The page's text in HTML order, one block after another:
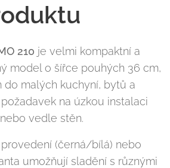
210 je velmi kompaktní a
model o šířce pouhých 36 cm,
malých kuchyní, bytů a
na úzkou instalaci
vedle stěn.
(černá/bílá) nebo
umožňují sladění s různými